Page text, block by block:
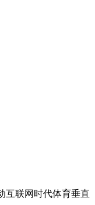
互联网时代体育垂直